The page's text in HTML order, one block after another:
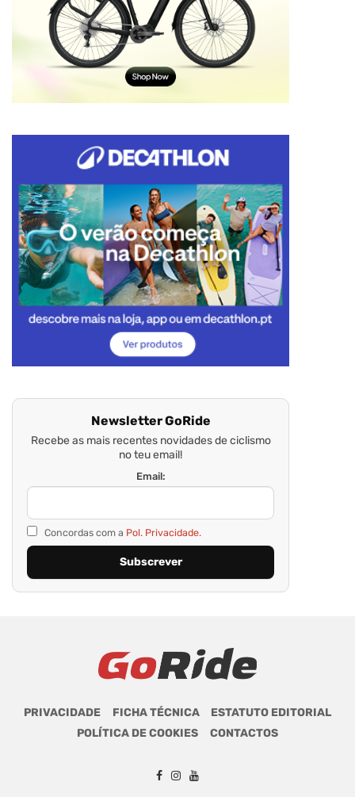
Newsletter GoRide
Recebe as mais recentes novidades de ciclismo
no teu email!
Email:
Concordas com a Pol. Privacidade.
PRIVACIDADE FICHA TÉCNICA
ESTATUTO EDITORIAL
POLÍTICA DE COOKIES
CONTACTOS